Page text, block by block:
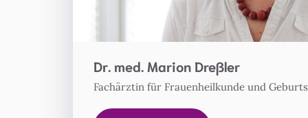
Dr. med. Marion Dreßler
Fachärztin für Frauenheilkunde und